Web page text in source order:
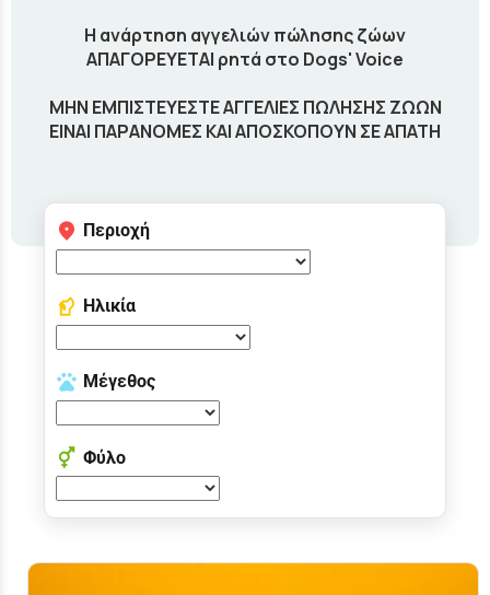
Η ανάρτηση αγγελιών πώλησης ζώων
ΑΠΑΓΟΡΕΥΕΤΑΙ ρητά στο Dogs' Voice
ΜΗΝ ΕΜΠΙΣΤΕΥΕΣΤΕ ΑΓΓΕΛΙΕΣ ΠΩΛΗΣΗΣ ΖΩΩΝ
ΕΙΝΑΙ ΠΑΡΑΝΟΜΕΣ ΚΑΙ ΑΠΟΣΚΟΠΟΥΝ ΣΕ ΑΠΑΤΗ
Περιοχή
Ηλικία
Μέγεθος
Φύλο